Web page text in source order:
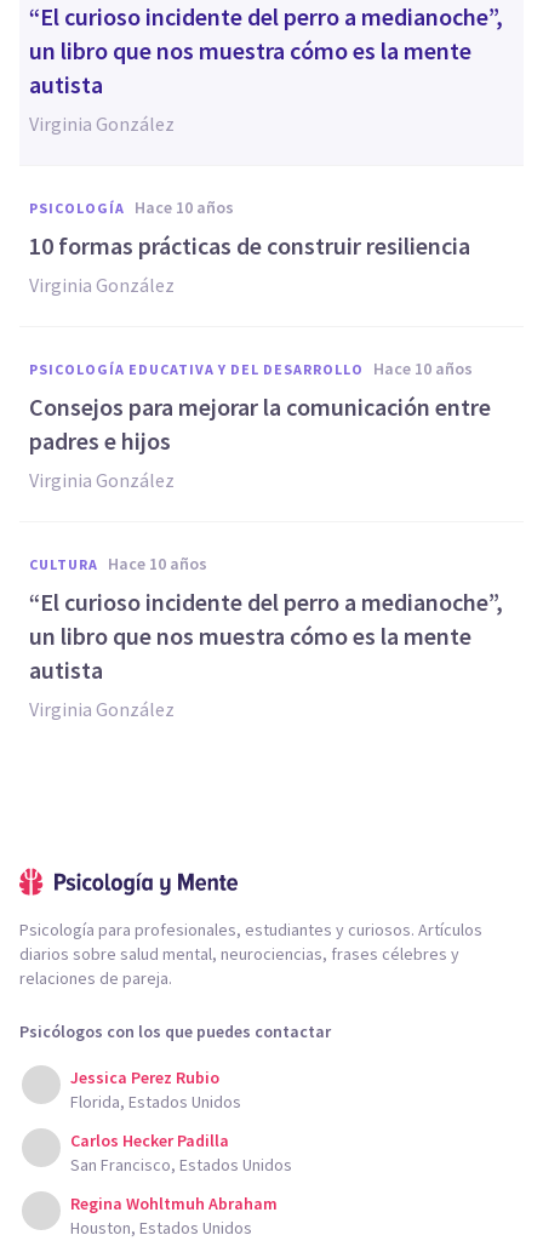
“El curioso incidente del perro a medianoche”,
un libro que nos muestra cómo es la mente
autista
Virginia González
PSICOLOGÍA hace 10 años
​10 formas prácticas de construir resiliencia
Virginia González
PSICOLOGÍA EDUCATIVA Y DEL DESARROLLO hace 10 años
​Consejos para mejorar la comunicación entre
padres e hijos
Virginia González
CULTURA hace 10 años
“El curioso incidente del perro a medianoche”,
un libro que nos muestra cómo es la mente
autista
Virginia González
Psicología para profesionales, estudiantes y curiosos. Artículos
diarios sobre salud mental, neurociencias, frases célebres y
relaciones de pareja.
Psicólogos con los que puedes contactar
Jessica Perez Rubio
Florida, Estados Unidos
Carlos Hecker Padilla
San Francisco, Estados Unidos
Regina Wohltmuh Abraham
Houston, Estados Unidos